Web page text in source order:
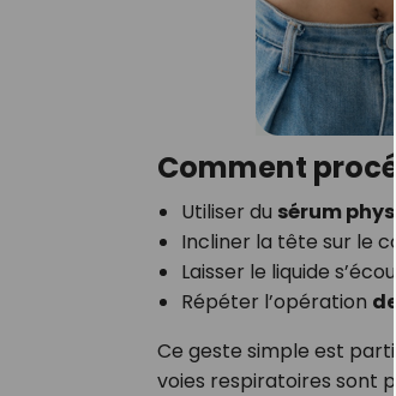
Comment
Utiliser du sérum
Incliner la tête sur le
Laisser le liquide
Répéter l’opération
Ce geste simple est
voies respiratoires sont